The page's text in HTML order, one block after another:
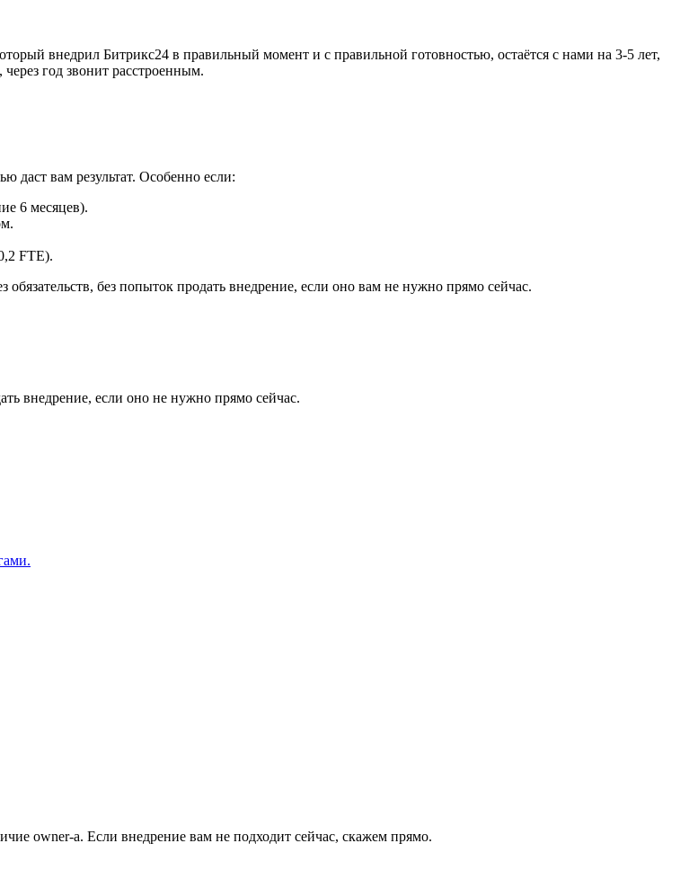
внедрил Битрикс24 в правильный момент и с правильной готовностью, остаётся с нами на 3-5 лет,
год звонит расстроенным.
даст вам результат. Особенно если:
6 месяцев).
FTE).
без попыток продать внедрение, если оно вам не нужно прямо сейчас.
внедрение, если оно не нужно прямо сейчас.
owner-а. Если внедрение вам не подходит сейчас, скажем прямо.